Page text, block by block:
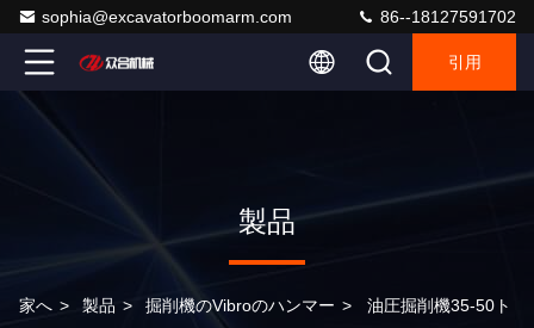
sophia@excavatorboomarm.com 86--18127591702
引用
製品
家へ > 製品 > 掘削機のvibroのハンマー > 油圧掘削機35-50ト